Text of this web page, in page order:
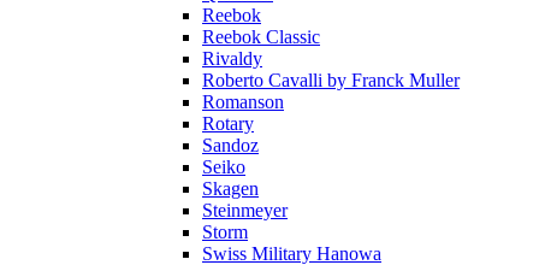
Reebok
Reebok Classic
Rivaldy
Roberto Cavalli by Franck Muller
Romanson
Rotary
Sandoz
Seiko
Skagen
Steinmeyer
Storm
Swiss Military Hanowa